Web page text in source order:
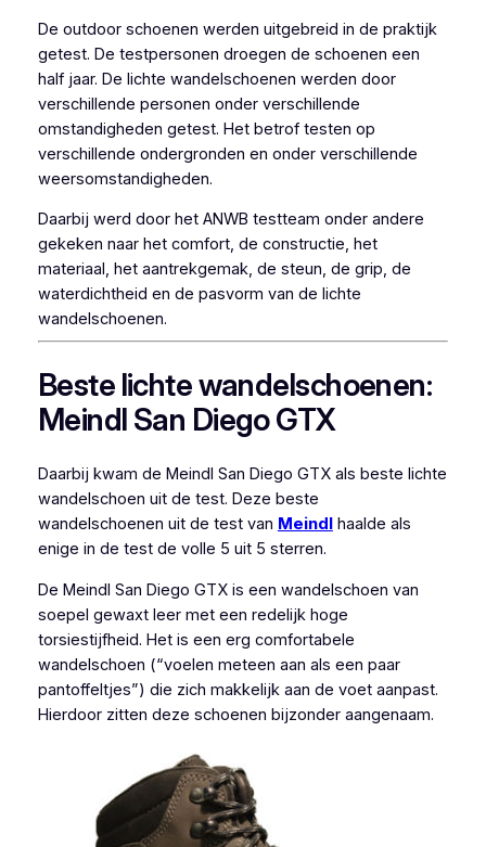
De outdoor schoenen werden uitgebreid in de praktijk
getest. De testpersonen droegen de schoenen een
half jaar. De lichte wandelschoenen werden door
verschillende personen onder verschillende
omstandigheden getest. Het betrof testen op
verschillende ondergronden en onder verschillende
weersomstandigheden.
Daarbij werd door het ANWB testteam onder andere
gekeken naar het comfort, de constructie, het
materiaal, het aantrekgemak, de steun, de grip, de
waterdichtheid en de pasvorm van de lichte
wandelschoenen.
Beste lichte wandelschoenen:
Meindl San Diego GTX
Daarbij kwam de Meindl San Diego GTX als beste lichte
wandelschoen uit de test. Deze beste
wandelschoenen uit de test van Meindlhaalde als
enige in de test de volle 5 uit 5 sterren.
De Meindl San Diego GTX is een wandelschoen van
soepel gewaxt leer met een redelijk hoge
torsiestijfheid. Het is een erg comfortabele
wandelschoen (“voelen meteen aan als een paar
pantoffeltjes”) die zich makkelijk aan de voet aanpast.
Hierdoor zitten deze schoenen bijzonder aangenaam.